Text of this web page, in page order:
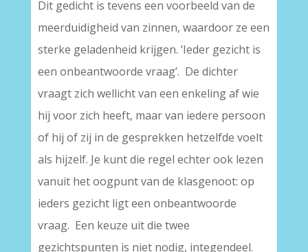
Dit gedicht is tevens een voorbeeld van de
meerduidigheid van zinnen, waardoor ze een
sterke geladenheid krijgen. ‘Ieder gezicht is
een onbeantwoorde vraag’. De dichter
vraagt zich wellicht van een enkeling af wie
hij voor zich heeft, maar van iedere persoon
of hij of zij in de gesprekken hetzelfde voelt
als hijzelf. Je kunt die regel echter ook lezen
vanuit het oogpunt van de klasgenoot: op
ieders gezicht ligt een onbeantwoorde
vraag. Een keuze uit die twee
gezichtspunten is niet nodig, integendeel.